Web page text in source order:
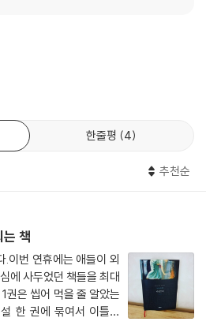
한 마디, 한 걸음 한 걸음, 생각 하나하나
있었다. 나는 프리아모스 앞에 수십, 수백
“예”라고 대답하기 위해 백 번 노력했다.
답했다. 내 목숨, 내 목소리, 내 몸은 다른
는다고? 예, 안 해요. 그럼 입은 다물 테
요. --- p.175
작과 마찬가지로 수치스러운 기만이었
믿었다! 그들이 그 괴물을 성벽 앞에 두고
서 그것은 ‘말’이었다. 왜 그렇게 엄청나게
듣지 않으려 귀를 막은 사람들과 함께 멸
카산드라는 몇 번이고 “아니요” “안 돼
카산드라는 신화 속 수동적인 희생물이
하며 행동하는 한 명의 여성인 것이다.
드러난다. 트로이가 무너지기 직전 카산드
하러 온다. 그러나 카산드라는 죽을 것
수 없”었기 때문이다.
와 치유의 메시지
라』가 출간된 1983년 당시 동독의 모습
회주의자로 정치 활동에 활발히 참여했으
의 간부였다. 그러나 분단 시기 동독을
에 대한 비판의 목소리를 높였고, 이 때
한줄평 4
추천순
는 책
.이번 연휴에는 애들이 외
에 사두었던 책들을 최대
권은 씹어 먹을 줄 알았는
한 권에 묶여서 이틀을